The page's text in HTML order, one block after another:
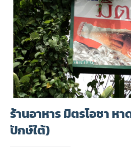
ร้านอาหาร มิตรโอชา ห
ปักษ์ใต้)